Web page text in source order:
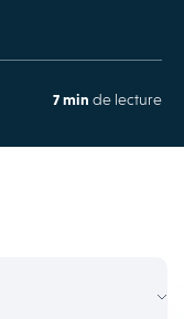
7 min de lecture